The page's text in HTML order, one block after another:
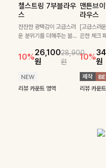
첼스트링 7부블라우
스
잔잔한 광택감이 고급스러
운 분위기를 더해주는 블라
프릴 밑단이 자연스럽게 실
루엣을 살려주며, 여유로운
스러운 무드를 완성해준답
니다 🤍
10%26,100
원
28,900
원
리뷰 카운트 영역
맨튼브
라우스
[고급스러
은한 체크
로 고급스
었으며 밑
을 더욱 깔
블라우스예
10%원
리뷰 카운
켐펜던트 꽈배기니트
꽈배기 짜임에 미니 펜던트
로 센스있는 아웃핏을 완성
해주는 반팔니트예요- 소프
방 소재로 누구나 부담없이
입기 좋아요
15%원
원
리뷰 카운트 영역
칠스트
부니트
[골드버튼/
스트라이
이템입니
으로 깔끔
어 주는 7
10%원
리뷰 카운
필첸체크 스트링블라
우스+플레어스커트
SET
[활용도 좋은 투피스]은은한
체크 패턴과 허리 스트링 디
테일이 어우러진 투피스 세트
입니다. 여유로운 상의와 풍
성하게 퍼지는 롱스커트가 자
연스러운 체형 커버는 물론,
단품으로도 다양하게 활용하
42,900
원
49,800
캠릿리본
피스+티셔
[여름코디추
원피스와 티
성되어 코디
도 높은 스타
는 아이템 🤍
센스 있는 무
편안하게 즐
14%
원
리뷰 카운트